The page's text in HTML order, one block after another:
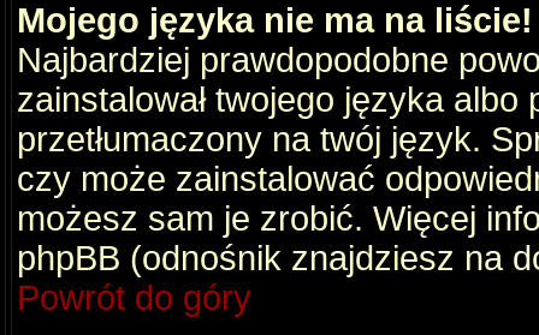
Mojego języka nie ma na liście!
Najbardziej prawdopodobne
zainstalował twojego języka albo
przetłumaczony na twój język.
czy może zainstalować
możesz sam je zrobić. Więcej
phpBB (odnośnik znajdziesz na
Powrót do góry